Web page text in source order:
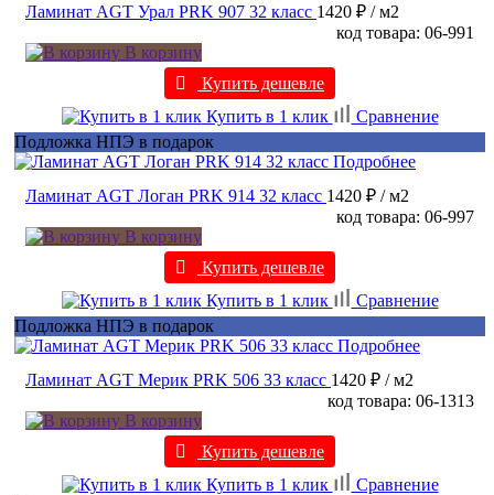
Ламинат AGT Урал PRK 907 32 класс 1420 ₽ / м2
код товара: 06-991
В корзину
Купить дешевле
Купить в 1 клик
Сравнение
Подложка НПЭ в подарок
Подробнее
Ламинат AGT Логан PRK 914 32 класс 1420 ₽ / м2
код товара: 06-997
В корзину
Купить дешевле
Купить в 1 клик
Сравнение
Подложка НПЭ в подарок
Подробнее
Ламинат AGT Мерик PRK 506 33 класс 1420 ₽ / м2
код товара: 06-1313
В корзину
Купить дешевле
Купить в 1 клик
Сравнение